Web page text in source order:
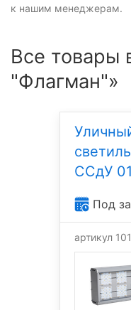
к нашим менеджерам.
Все товары
"Флагман"»
ССдУ
Под
артикул